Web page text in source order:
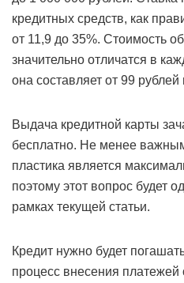
кредитных средств, как
от 11,9 до 35%. Стоимость
значительно отличатся в
она составляет от 99 рублей
Выдача кредитной карты
бесплатно. Не менее
пластика является
поэтому этот вопрос будет
рамках текущей статьи.
Кредит нужно будет
процесс внесения